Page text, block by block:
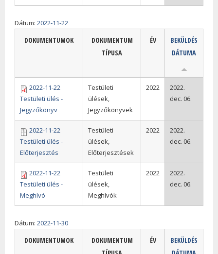
Dátum: 2022-11-22
DOKUMENTUMOK
DOKUMENTUM
TÍPUSA
ÉV
BEKÜLDÉS
DÁTUMA
2022-11-22
Testületi ülés -
Jegyzőkönyv
Testületi
ülések,
Jegyzőkönyvek
2022
2022.
dec. 06.
2022-11-22
Testületi ülés -
Előterjesztés
Testületi
ülések,
Előterjesztések
2022
2022.
dec. 06.
2022-11-22
Testületi ülés -
Meghívó
Testületi
ülések,
Meghívók
2022
2022.
dec. 06.
Dátum: 2022-11-30
DOKUMENTUMOK
DOKUMENTUM
ÉV
BEKÜLDÉS